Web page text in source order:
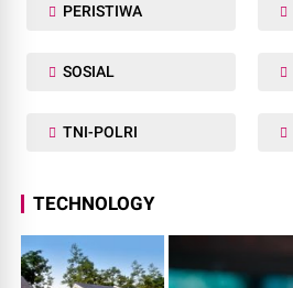
PERISTIWA
SOSIAL
TNI-POLRI
TECHNOLOGY